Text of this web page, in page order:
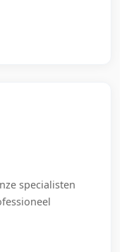
specialisten